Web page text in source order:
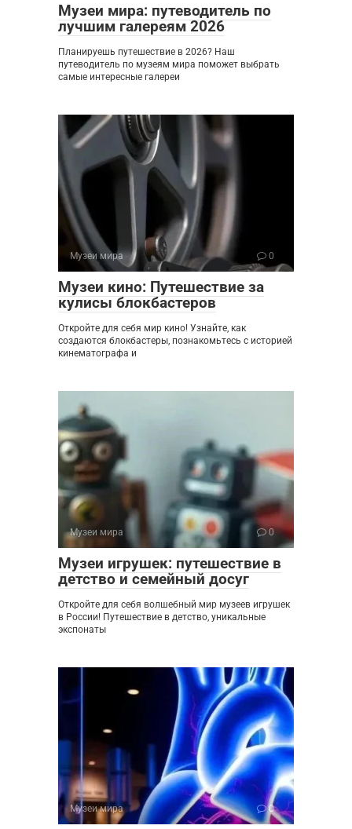
Музеи мира: путеводитель по
лучшим галереям 2026
Планируешь путешествие в 2026? Наш
путеводитель по музеям мира поможет выбрать
самые интересные галереи
Музеи мира 0
Музеи кино: Путешествие за
кулисы блокбастеров
Откройте для себя мир кино! Узнайте, как
создаются блокбастеры, познакомьтесь с историей
кинематографа и
Музеи мира 0
Музеи игрушек: путешествие в
детство и семейный досуг
Откройте для себя волшебный мир музеев игрушек
в России! Путешествие в детство, уникальные
экспонаты
Музеи мира 0